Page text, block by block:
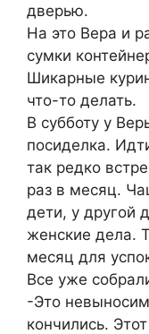
дверью.
На это Вера и
сумки
Шикарные
что-то делать.
В субботу у
посиделка.
так редко
раз в месяц.
дети, у другой
женские дела.
месяц для
Все уже
-Это
кончились.